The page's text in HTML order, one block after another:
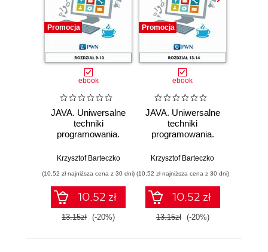
Promocja
ebook
JAVA. Uniwersalne
techniki
programowania.
Krzysztof Barteczko
(10,52 zł najniższa cena z 30 dni)
10.52 zł
13.15zł (-20%)
Promocja
ebook
JAVA. Uniwersalne
techniki
programowania.
Krzysztof Barteczko
(10,52 zł najniższa cena z 30 dni)
10.52 zł
13.15zł (-20%)